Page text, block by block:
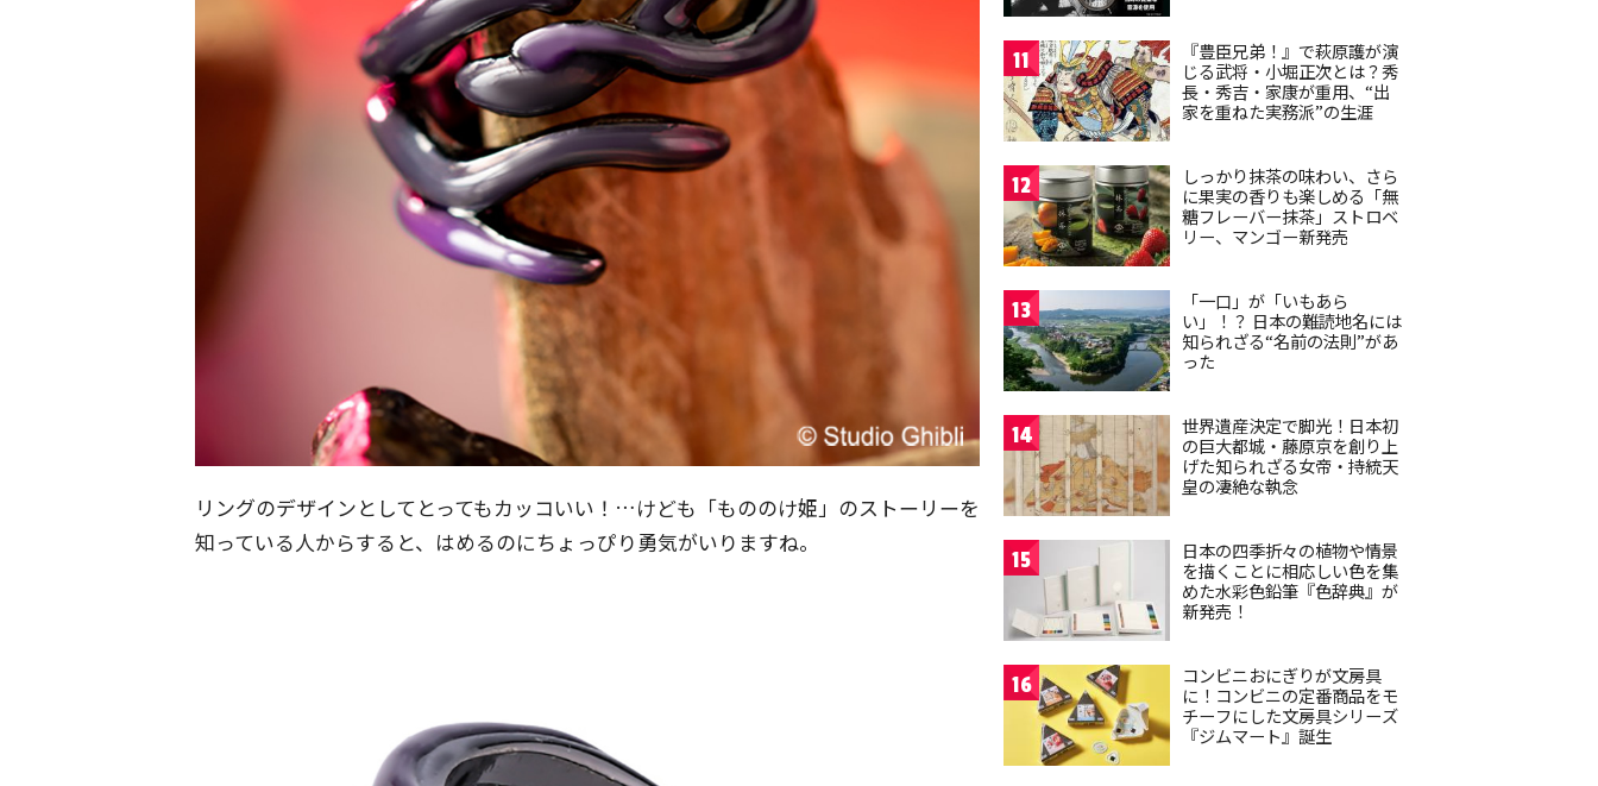
リングのデザインとしてとってもカッコいい！…けども「もののけ姫」のストーリーを
知っている人からすると、はめるのにちょっぴり勇気がいりますね。
11
『豊臣兄弟！』で萩原護が演
じる武将・小堀正次とは？秀
長・秀吉・家康が重用、“出
家を重ねた実務派”の生涯
12
しっかり抹茶の味わい、さら
に果実の香りも楽しめる「無
糖フレーバー抹茶」ストロベ
リー、マンゴー新発売
13
「一口」が「いもあら
い」！？ 日本の難読地名には
知られざる“名前の法則”があ
った
14
世界遺産決定で脚光！日本初
の巨大都城・藤原京を創り上
げた知られざる女帝・持統天
皇の凄絶な執念
15
日本の四季折々の植物や情景
を描くことに相応しい色を集
めた水彩色鉛筆『色辞典』が
新発売！
16
コンビニおにぎりが文房具
に！コンビニの定番商品をモ
チーフにした文房具シリーズ
『ジムマート』誕生